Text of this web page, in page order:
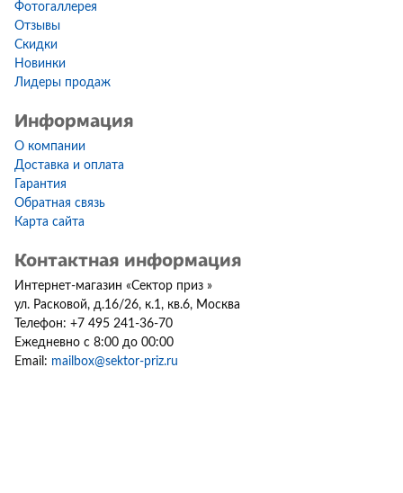
Фотогаллерея
Отзывы
Скидки
Новинки
Лидеры продаж
Информация
О компании
Доставка и оплата
Гарантия
Обратная связь
Карта сайта
Контактная информация
Интернет-магазин «Сектор приз »
ул. Расковой, д.16/26, к.1, кв.6, Москва
Телефон: +7 495 241-36-70
Ежедневно с 8:00 до 00:00
Email: mailbox@sektor-priz.ru